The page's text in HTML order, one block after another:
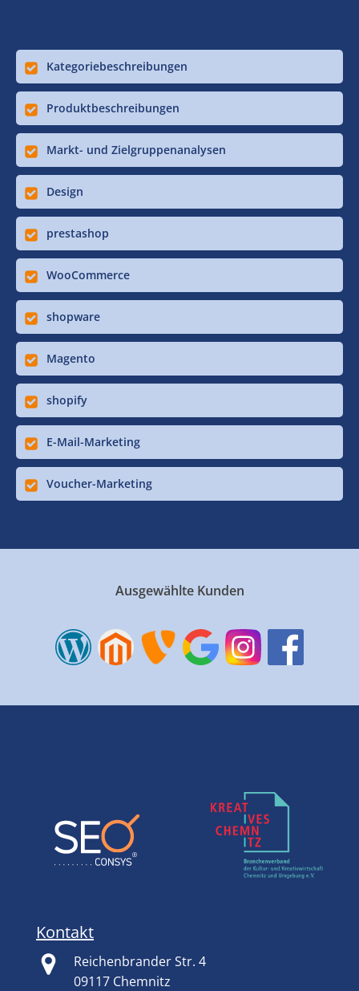
Kategoriebeschreibungen
Produktbeschreibungen
Markt- und Zielgruppenanalysen
Design
prestashop
WooCommerce
shopware
Magento
shopify
E-Mail-Marketing
Voucher-Marketing
Ausgewählte Kunden
Kontakt
Reichenbrander Str. 4
09117 Chemnitz